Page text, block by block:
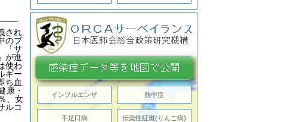
され
のブ
「サ
が進
使わ
ギー
ち血
康・
、女
ルコ
インフルエンザ 熱中症
手足口病 伝染性紅斑(りんご病)